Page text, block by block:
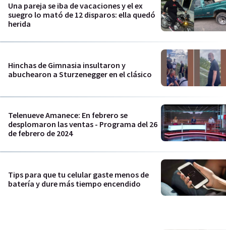
Una pareja se iba de vacaciones y el ex
suegro lo mató de 12 disparos: ella quedó
herida
Hinchas de Gimnasia insultaron y
abuchearon a Sturzenegger en el clásico
Telenueve Amanece: En febrero se
desplomaron las ventas - Programa del 26
de febrero de 2024
Tips para que tu celular gaste menos de
batería y dure más tiempo encendido